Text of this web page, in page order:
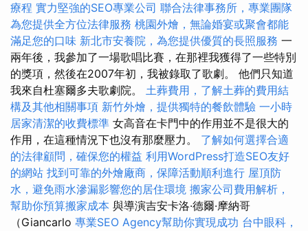
療程 實力堅強的SEO專業公司 聯合法律事務所，專業團隊
為您提供全方位法律服務 桃園外燴，無論婚宴或聚會都能
滿足您的口味 新北市安養院，為您提供優質的長照服務 一
兩年後，我參加了一場歌唱比賽，在那裡我獲得了一些特別
的獎項，然後在2007年初，我被錄取了歌劇。 他們只知道
我來自杜塞爾多夫歌劇院。 土葬費用，了解土葬的費用結
構及其他相關事項 新竹外燴，提供獨特的餐飲體驗 一小時
居家清潔的收費標準 女高音在卡門中的作用並不是很大的
作用，在這種情況下也沒有那麼壓力。 了解如何選擇合適
的法律顧問，確保您的權益 利用WordPress打造SEO友好
的網站 找到可靠的外燴廠商，保障活動順利進行 屋頂防
水，避免雨水滲漏影響您的居住環境 搬家公司費用解析，
幫助你預算搬家成本 與導演吉安卡洛·德爾·摩納哥
（Giancarlo 專業SEO Agency幫助你實現成功 台中眼科，